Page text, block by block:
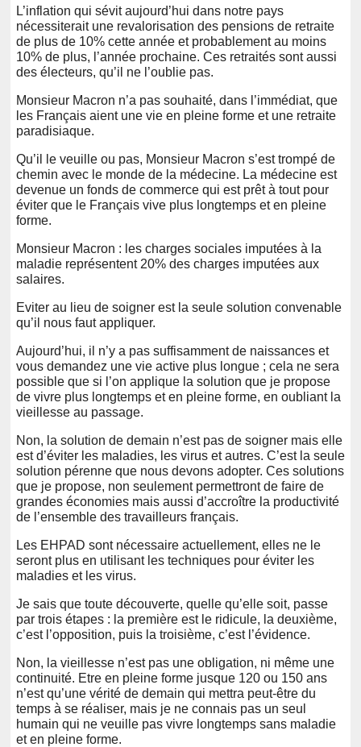
L’inflation qui sévit aujourd’hui dans notre pays
nécessiterait une revalorisation des pensions de retraite
de plus de 10% cette année et probablement au moins
10% de plus, l’année prochaine. Ces retraités sont aussi
des électeurs, qu’il ne l’oublie pas.
Monsieur Macron n’a pas souhaité, dans l’immédiat, que
les Français aient une vie en pleine forme et une retraite
paradisiaque.
Qu’il le veuille ou pas, Monsieur Macron s’est trompé de
chemin avec le monde de la médecine. La médecine est
devenue un fonds de commerce qui est prêt à tout pour
éviter que le Français vive plus longtemps et en pleine
forme.
Monsieur Macron : les charges sociales imputées à la
maladie représentent 20% des charges imputées aux
salaires.
Eviter au lieu de soigner est la seule solution convenable
qu’il nous faut appliquer.
Aujourd’hui, il n’y a pas suffisamment de naissances et
vous demandez une vie active plus longue ; cela ne sera
possible que si l’on applique la solution que je propose
de vivre plus longtemps et en pleine forme, en oubliant la
vieillesse au passage.
Non, la solution de demain n’est pas de soigner mais elle
est d’éviter les maladies, les virus et autres. C’est la seule
solution pérenne que nous devons adopter. Ces solutions
que je propose, non seulement permettront de faire de
grandes économies mais aussi d’accroître la productivité
de l’ensemble des travailleurs français.
Les EHPAD sont nécessaire actuellement, elles ne le
seront plus en utilisant les techniques pour éviter les
maladies et les virus.
Je sais que toute découverte, quelle qu’elle soit, passe
par trois étapes : la première est le ridicule, la deuxième,
c’est l’opposition, puis la troisième, c’est l’évidence.
Non, la vieillesse n’est pas une obligation, ni même une
continuité. Etre en pleine forme jusque 120 ou 150 ans
n’est qu’une vérité de demain qui mettra peut-être du
temps à se réaliser, mais je ne connais pas un seul
humain qui ne veuille pas vivre longtemps sans maladie
et en pleine forme.